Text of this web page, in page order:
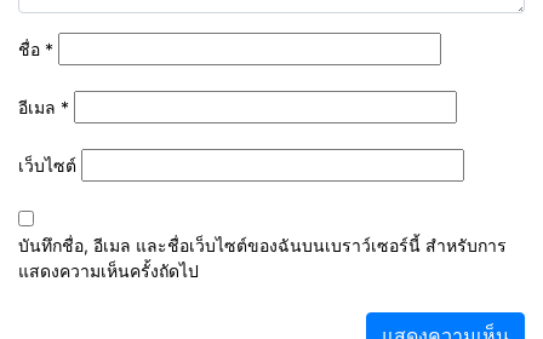
ชื่อ *
อีเมล *
เว็บไซต์
บันทึกชื่อ, อีเมล และชื่อเว็บไซต์ของฉันบนเบราว์เซอร์นี้ สำหรับการ
แสดงความเห็นครั้งถัดไป